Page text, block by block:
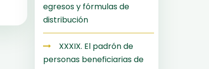
egresos y fórmulas de
distribución
XXXIX. El padrón de
personas beneficiarias de